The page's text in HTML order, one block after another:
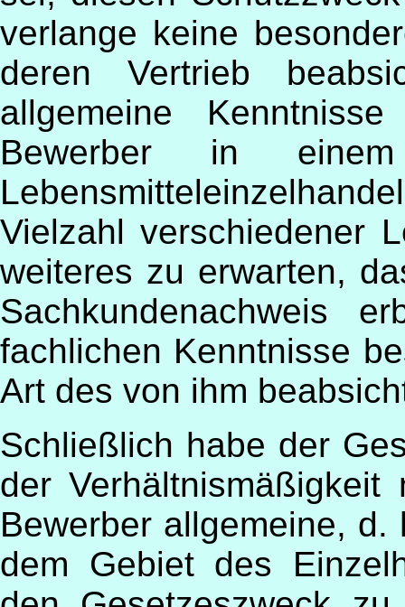
verlange keine
deren Vertrieb
allgemeine
Bewerber in
Vielzahl verschiedener
weiteres zu erwarten,
Sachkundenachweis
fachlichen Kenntnisse
Art des von ihm
Schließlich habe der
der
Bewerber allgemeine,
dem Gebiet des